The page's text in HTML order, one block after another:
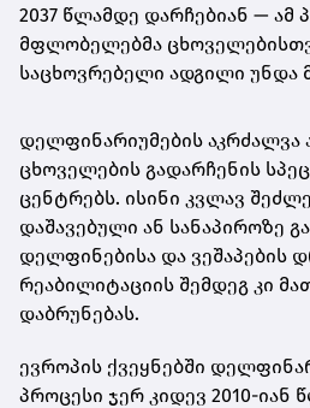
2037 წლამდე დარჩებიან — ამ
მფლობელებმა
საცხოვრებელი ადგილი უნდა
დელფინარიუმების აკრძალვა
ცხოველების გადარჩენის
ცენტრებს. ისინი კვლავ
დაშავებული ან სანაპიროზე
დელფინებისა და ვეშაპების
რეაბილიტაციის შემდეგ კი
დაბრუნებას.
ევროპის ქვეყნებში
პროცესი ჯერ კიდევ 2010-იან